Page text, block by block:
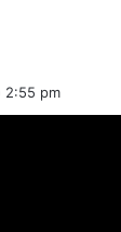
2:55 pm